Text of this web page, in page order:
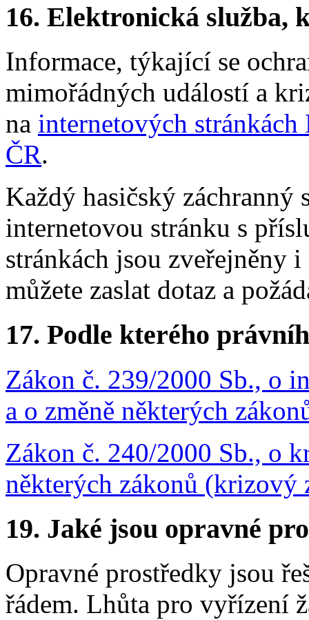
16. Elektronická služba,
Informace, týkající se
mimořádných událostí a
na internetových stránkách
ČR.
Každý hasičský záchranný
internetovou stránku s
stránkách jsou zveřejněny
můžete zaslat dotaz a
17. Podle kterého
Zákon č. 239/2000 Sb., o
a o změně některých
Zákon č. 240/2000 Sb., o
některých zákonů (krizový
19. Jaké jsou opravné
Opravné prostředky jsou
řádem. Lhůta pro vyřízení